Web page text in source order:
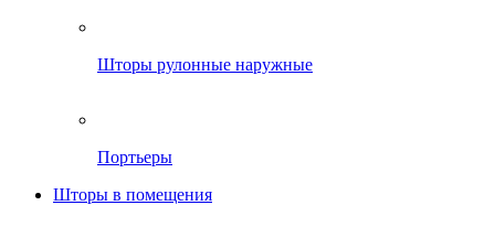
Шторы рулонные наружные
Портьеры
Шторы в помещения